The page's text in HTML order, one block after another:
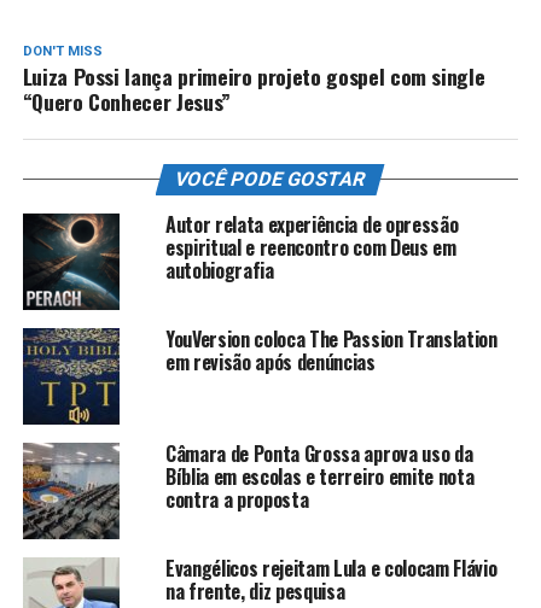
DON'T MISS
Luiza Possi lança primeiro projeto gospel com single
“Quero Conhecer Jesus”
VOCÊ PODE GOSTAR
Autor relata experiência de opressão
espiritual e reencontro com Deus em
autobiografia
YouVersion coloca The Passion Translation
em revisão após denúncias
Câmara de Ponta Grossa aprova uso da
Bíblia em escolas e terreiro emite nota
contra a proposta
Evangélicos rejeitam Lula e colocam Flávio
na frente, diz pesquisa